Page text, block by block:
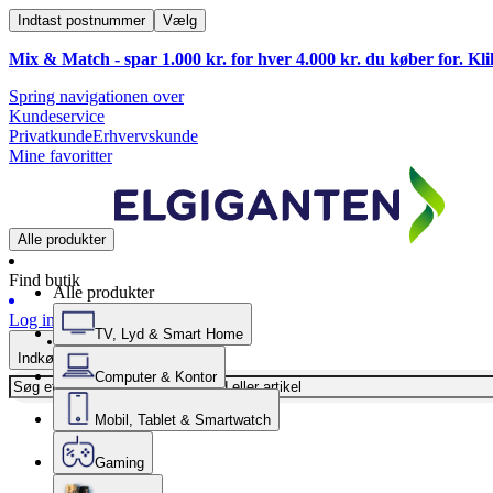
Indtast postnummer Vælg
Mix & Match - spar 1.000 kr. for hver 4.000 kr. du køber for.
Spring navigationen over
Kundeservice
PrivatkundeErhvervskunde
Mine favoritter
Alle produkter
Find butik
Log ind
Indkøbskurv
Alle produkter
TV, Lyd & Smart Home
Computer & Kontor
Mobil, Tablet & Smartwatch
Gaming